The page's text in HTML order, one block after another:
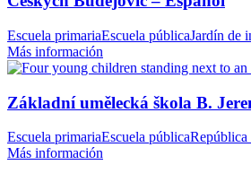
Escuela primariaEscuela públicaJardín de
Más información
Základní umělecká škola B.
Escuela primariaEscuela públicaRepública
Más información